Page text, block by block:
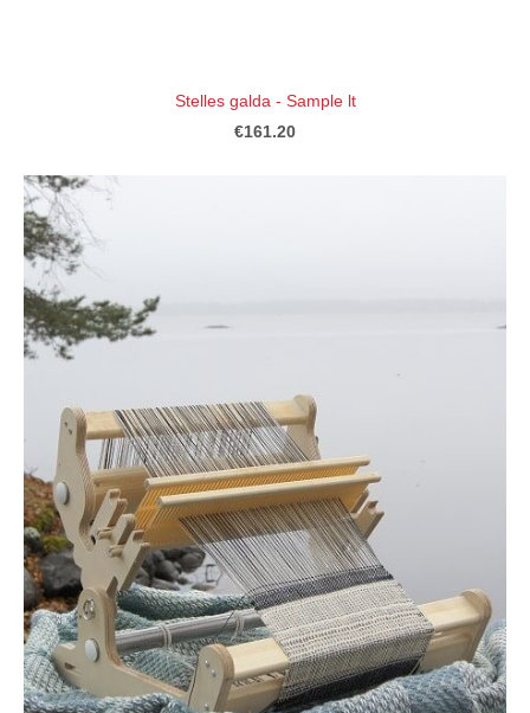
Stelles galda - Sample lt
€161.20